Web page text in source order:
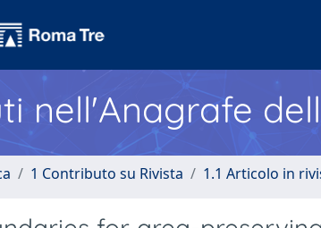
nell'Anagrafe
1 Contributo su Rivista 1.1 Articolo in